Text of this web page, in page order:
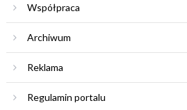
Współpraca
Archiwum
Reklama
Regulamin portalu